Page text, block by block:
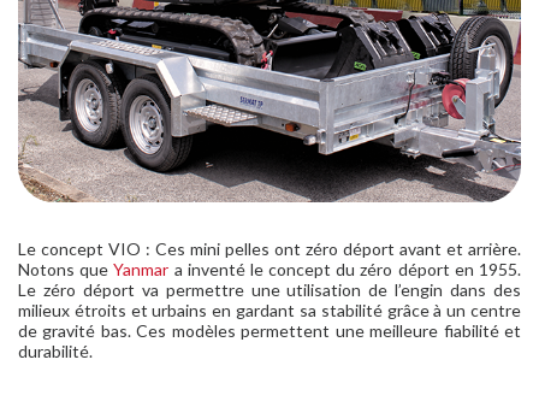
Le concept VIO : Ces mini pelles ont zéro déport avant et arrière.
Notons queYanmar a inventé le concept du zéro déport en 1955.
Le zéro déport va permettre une utilisation de l’engin dans des
milieux étroits et urbains en gardant sa stabilité grâce à un centre
de gravité bas. Ces modèles permettent une meilleure fiabilité et
durabilité.